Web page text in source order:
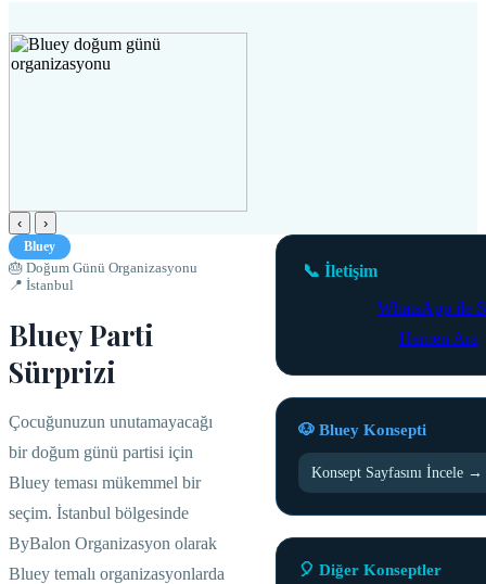
‹ ›
Bluey
🎂 Doğum Günü Organizasyonu
📍 İstanbul
Bluey Parti
Sürprizi
Çocuğunuzun unutamayacağı
bir doğum günü partisi için
Bluey teması mükemmel bir
seçim. İstanbul bölgesinde
ByBalon Organizasyon olarak
Bluey temalı organizasyonlarda
📞 İletişim
WhatsApp ile
Hemen Ara
🐶 Bluey Konsepti
Konsept Sayfasını İncele →
🎈 Diğer Konseptler